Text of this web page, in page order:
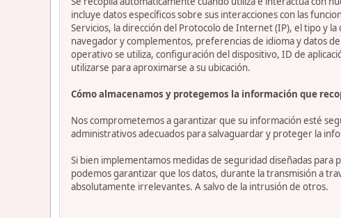
incluye datos específicos sobre sus interacciones con las
Servicios, la dirección del Protocolo de Internet (IP), el tipo y
navegador y complementos, preferencias de idioma y datos
operativo se utiliza, configuración del dispositivo, ID de
utilizarse para aproximarse a su ubicación.
Cómo almacenamos y protegemos la información que
Nos comprometemos a garantizar que su información esté
administrativos adecuados para salvaguardar y proteger la
Si bien implementamos medidas de seguridad diseñadas
podemos garantizar que los datos, durante la transmisión a
absolutamente irrelevantes. A salvo de la intrusión de otros.